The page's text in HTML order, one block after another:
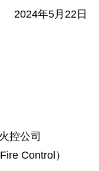
2024年5月22日
控公司
Control）